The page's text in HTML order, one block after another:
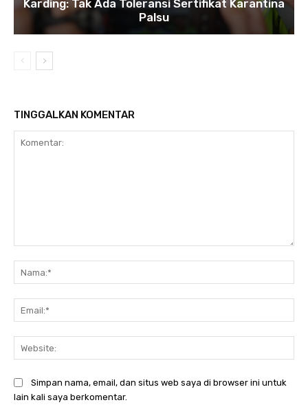
Karding: Tak Ada Toleransi Sertifikat Karantina
Palsu
TINGGALKAN KOMENTAR
Simpan nama, email, dan situs web saya di browser ini untuk
lain kali saya berkomentar.